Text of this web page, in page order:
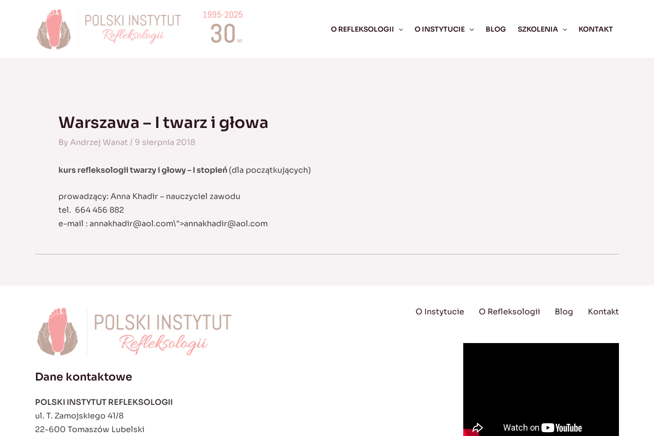
O REFLEKSOLOGII O INSTYTUCIE BLOG SZKOLENIA KONTAKT
Warszawa – I twarz i głowa
By Andrzej Wanat / 9 sierpnia 2018
kurs refleksologii twarzy i głowy – I stopień(dla początkujących)
prowadzący: Anna Khadir – nauczyciel zawodu
tel. 664 456 882
e-mail : annakhadir@aol.com\">annakhadir@aol.com
Dane kontaktowe
POLSKI INSTYTUT REFLEKSOLOGII
ul. T. Zamojskiego 41/8
22-600 Tomaszów Lubelski
O Instytucie O Refleksologii Blog Kontakt